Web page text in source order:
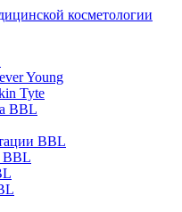
Young
Tyte
BBL
BBL
BBL